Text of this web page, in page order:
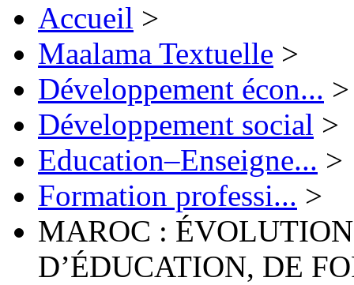
Accueil >
Maalama Textuelle >
Développement écon... >
Développement social >
Education–Enseigne... >
Formation professi... >
MAROC :
D’ÉDUCATION, DE